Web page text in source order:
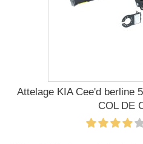
Attelage KIA Cee'd berline
COL DE